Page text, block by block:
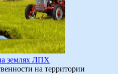
землях ЛПХ
на территории